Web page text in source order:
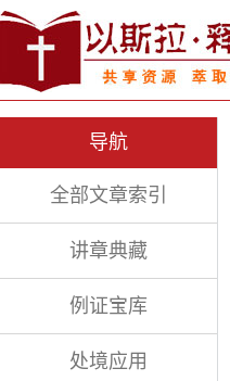
导航
全部文章索引
讲章典藏
例证宝库
处境应用